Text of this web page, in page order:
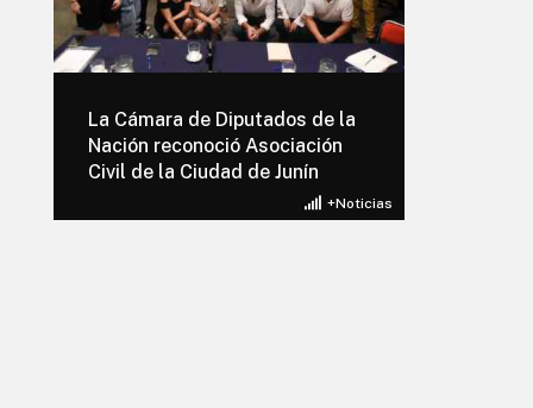
+Noticias
La Cámara de Diputados de la
Nación reconoció Asociación
Civil de la Ciudad de Junín